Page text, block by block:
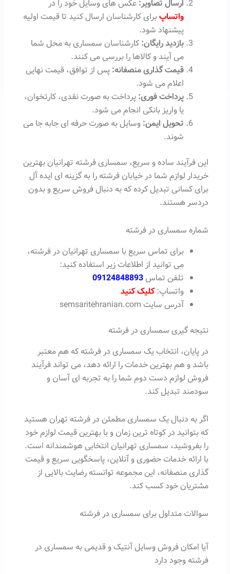
ارسال تصاویر: عکس های وسایل خود را در
واتساپبرای کارشناسان ارسال کنید تا قیمت اولیه
پیشنهاد شود.
بازدید رایگان: کارشناسان سمساری به محل شما
می آیند و کالاها را بررسی می کنند.
قیمت گذاری منصفانه: پس از توافق، قیمت نهایی
اعلام می شود.
پرداخت فوری: پرداخت به صورت نقدی، کارتخوان،
یا واریز بانکی انجام می شود.
تحویل ایمن: وسایل به صورت حرفه ای جابه جا می
شوند.
این فرآیند ساده و سریع، سمساری فرشته تهرانیان بهترین
خریدار لوازم شما در خیابان فرشته را به گزینه ای ایده آل
برای کسانی تبدیل کرده که به دنبال فروش سریع و بدون
دردسر هستند.
شماره سمساری در فرشته
برای تماس سریع با سمساری تهرانیان در فرشته،
می توانید از اطلاعات زیر استفاده کنید:
تلفن تماس09124848893
واتساپ:کلیک کنید
آدرس سایت semsaritehranian.com
نتیجه گیری سمساری در فرشته
در پایان، انتخاب یک سمساری در فرشته که هم معتبر
باشد و هم بهترین خدمات را ارائه دهد، می تواند فرآیند
فروش لوازم دست دوم شما را به تجربه ای آسان و
سودمند تبدیل کند.
اگر به دنبال یک سمساری مطمئن در فرشته تهران هستید
که بتوانید در کوتاه ترین زمان و با بهترین قیمت لوازم خود
را بفروشید، سمساری تهرانیان انتخابی هوشمندانه است.
با ارائه خدمات حضوری و آنلاین، پاسخگویی سریع و قیمت
گذاری منصفانه، این مجموعه توانسته رضایت بالایی از
مشتریان خود کسب کند.
سوالات متداول برای سمساری در فرشته
آیا امکان فروش وسایل آنتیک و قدیمی به سمساری در
فرشته وجود دارد